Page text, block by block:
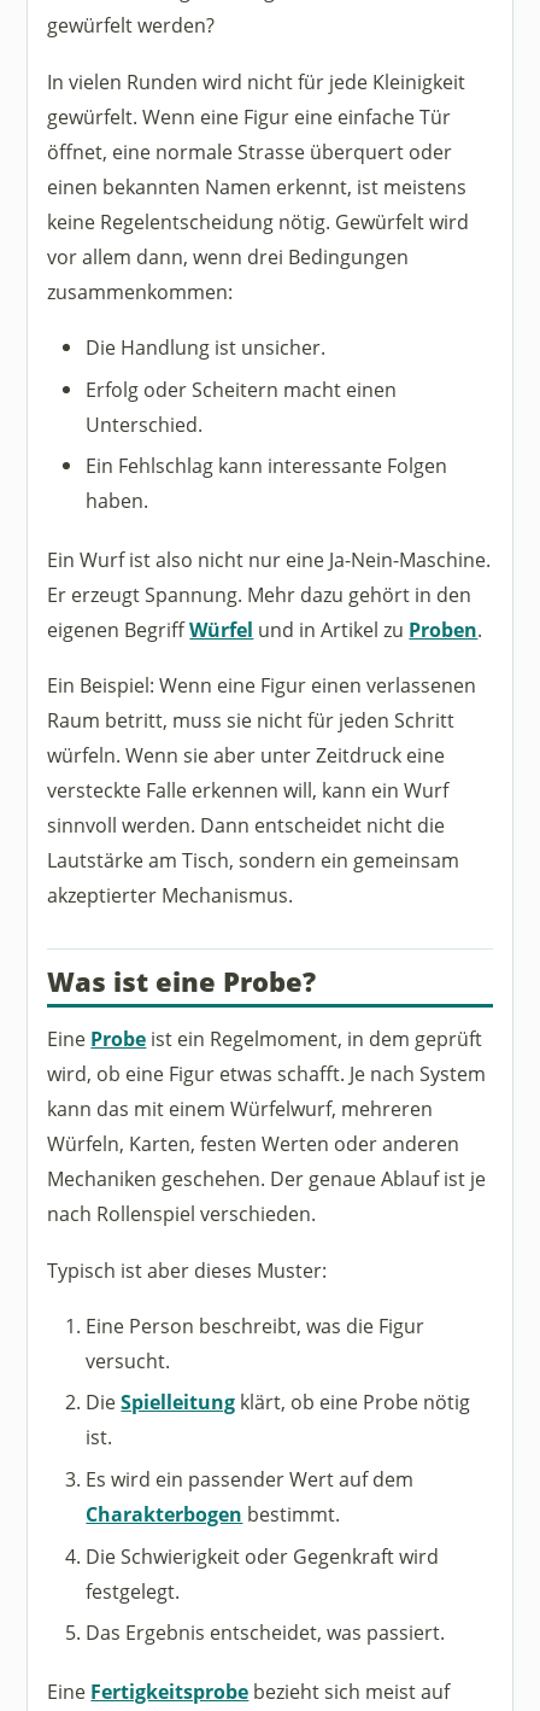
gewürfelt werden?
In vielen Runden wird nicht für jede Kleinigkeit
gewürfelt. Wenn eine Figur eine einfache Tür
öffnet, eine normale Strasse überquert oder
einen bekannten Namen erkennt, ist meistens
keine Regelentscheidung nötig. Gewürfelt wird
vor allem dann, wenn drei Bedingungen
zusammenkommen:
Die Handlung ist unsicher.
Erfolg oder Scheitern macht einen
Unterschied.
Ein Fehlschlag kann interessante Folgen
haben.
Ein Wurf ist also nicht nur eine Ja-Nein-Maschine.
Er erzeugt Spannung. Mehr dazu gehört in den
eigenen BegriffWürfel und in Artikel zu Proben.
Ein Beispiel: Wenn eine Figur einen verlassenen
Raum betritt, muss sie nicht für jeden Schritt
würfeln. Wenn sie aber unter Zeitdruck eine
versteckte Falle erkennen will, kann ein Wurf
sinnvoll werden. Dann entscheidet nicht die
Lautstärke am Tisch, sondern ein gemeinsam
akzeptierter Mechanismus.
Was ist eine Probe?
Eine Probe ist ein Regelmoment, in dem geprüft
wird, ob eine Figur etwas schafft. Je nach System
kann das mit einem Würfelwurf, mehreren
Würfeln, Karten, festen Werten oder anderen
Mechaniken geschehen. Der genaue Ablauf ist je
nach Rollenspiel verschieden.
Typisch ist aber dieses Muster:
Eine Person beschreibt, was die Figur
versucht.
DieSpielleitung klärt, ob eine Probe nötig
ist.
Es wird ein passender Wert auf dem
Charakterbogen bestimmt.
Die Schwierigkeit oder Gegenkraft wird
festgelegt.
Das Ergebnis entscheidet, was passiert.
Eine Fertigkeitsprobe bezieht sich meist auf